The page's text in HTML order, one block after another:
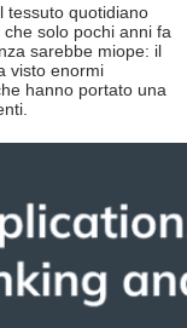
tessuto quotidiano
solo pochi anni fa
sarebbe miope: il
visto enormi
hanno portato una